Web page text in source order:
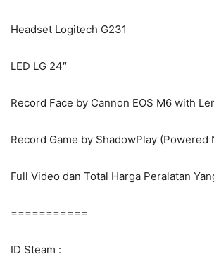
Headset Logitech G231
LED LG 24″
Record Face by Cannon EOS M6 with
Record Game by ShadowPlay (Powered
Full Video dan Total Harga Peralatan
===========
ID Steam :